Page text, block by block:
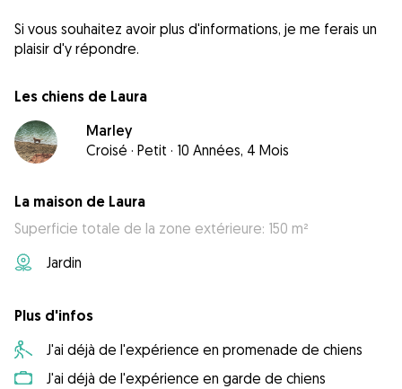
Si vous souhaitez avoir plus d'informations, je me ferais un
plaisir d'y répondre.
Les chiens de Laura
Marley
Croisé · Petit · 10 Années, 4 Mois
La maison de Laura
Superficie totale de la zone extérieure: 150 m²
Jardin
Plus d'infos
J'ai déjà de l'expérience en promenade de chiens
J'ai déjà de l'expérience en garde de chiens